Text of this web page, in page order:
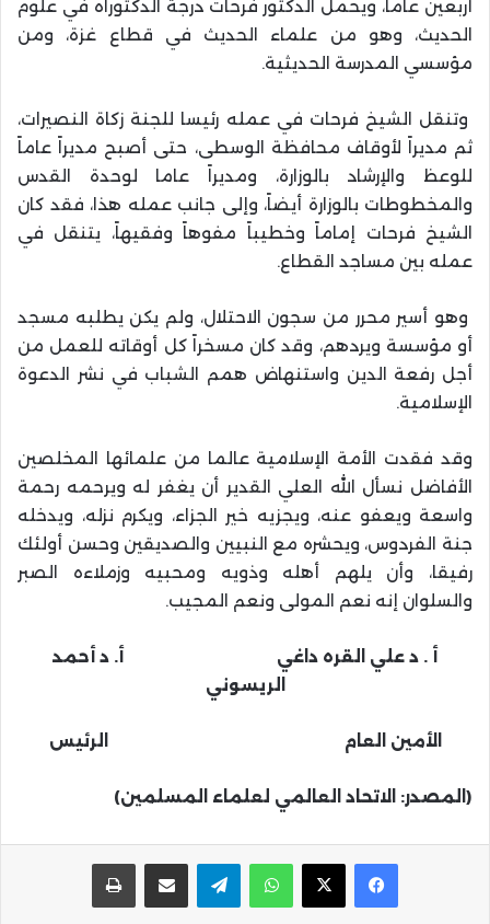
أربعين عاماً، ويحمل الدكتور فرحات درجة الدكتوراه في علوم
الحديث، وهو من علماء الحديث في قطاع غزة، ومن
مؤسسي المدرسة الحديثية.
وتنقل الشيخ فرحات في عمله رئيسا للجنة زكاة النصيرات،
ثم مديراً لأوقاف محافظة الوسطى، حتى أصبح مديراً عاماً
للوعظ والإرشاد بالوزارة، ومديراً عاما لوحدة القدس
والمخطوطات بالوزارة أيضاً، وإلى جانب عمله هذا، فقد كان
الشيخ فرحات إماماً وخطيباً مفوهاً وفقيهاً، يتنقل في
عمله بين مساجد القطاع.
وهو أسير محرر من سجون الاحتلال، ولم يكن يطلبه مسجد
أو مؤسسة ويردهم، وقد كان مسخراً كل أوقاته للعمل من
أجل رفعة الدين واستنهاض همم الشباب في نشر الدعوة
الإسلامية.
وقد فقدت الأمة الإسلامية عالما من علمائها المخلصين
الأفاضل نسأل الله العلي القدير أن يغفر له ويرحمه رحمة
واسعة ويعفو عنه، ويجزيه خير الجزاء، ويكرم نزله، ويدخله
جنة الفردوس، ويحشره مع النبيين والصديقين وحسن أولئك
رفيقا، وأن يلهم أهله وذويه ومحبيه وزملاءه الصبر
والسلوان إنه نعم المولى ونعم المجيب.
أ . د علي القره داغي أ. د أحمد
الريسوني
الأمين العام الرئيس
(المصدر: الاتحاد العالمي لعلماء المسلمين)
واتساب تيلقرام مشاركة عبر البريد